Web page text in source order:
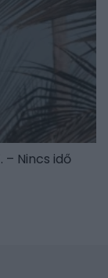
– Nincs idő